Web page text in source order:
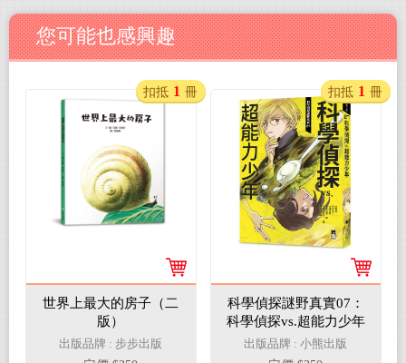
您可能也感興趣
世界上最大的房子（二
版）
出版品牌 : 步步出版
扣抵 1 冊
科學偵探謎野真實07：
科學偵探vs.超能力少年
（隨書附贈「DIY科學
偵探書籤」兩款）
出版品牌 : 小熊出版
扣抵 1 冊